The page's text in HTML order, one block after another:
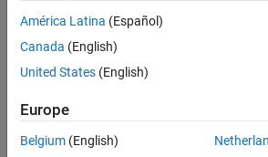
Version History
See Also
FreeSpace objects have no properties.
Creation
Object Functions
América Latina (Español)
Canada (English)
United States (English)
Europe
Belgium (English)